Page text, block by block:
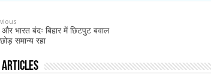
भारत बंदः बिहार में छिटपुट बवाल
समान्य रहा
Articles